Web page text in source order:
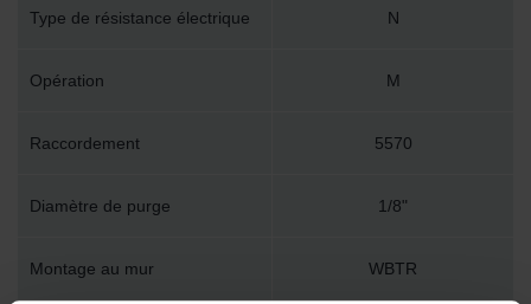
Type de résistance électrique N
Opération M
Raccordement 5570
Diamètre de purge 1/8"
Montage au mur WBTR